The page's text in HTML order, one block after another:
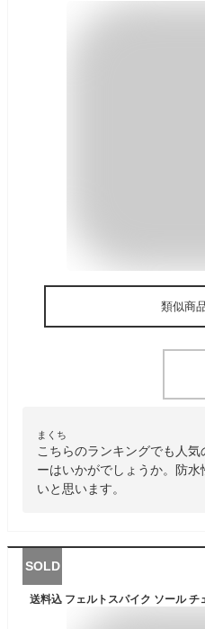
類似商
まくち
こちらのランキングでも人
ーはいかがでしょうか。防
いと思います。
SOLD